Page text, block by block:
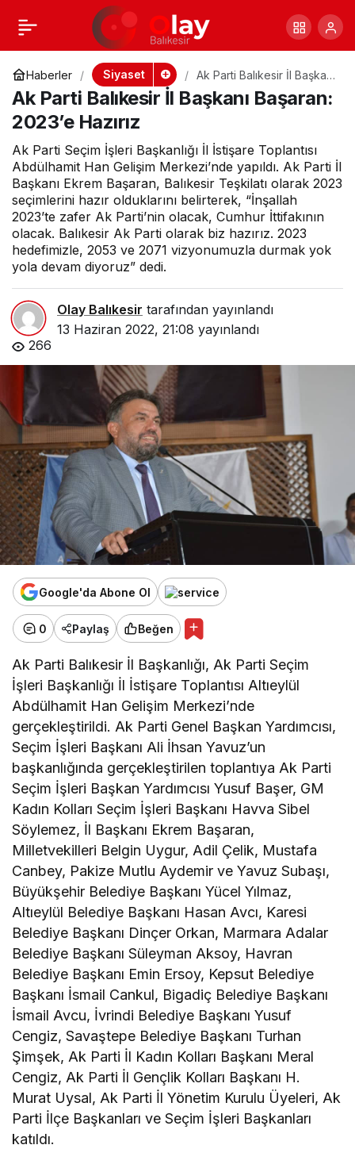
Haberler Siyaset
Ak Parti Balıkesir İl Başkanı
Başaran: 2023’e Hazırız
Ak Parti Balıkesir İl Başkanı Başaran:
2023’e Hazırız
Ak Parti Seçim İşleri Başkanlığı İl İstişare Toplantısı
Abdülhamit Han Gelişim Merkezi’nde yapıldı. Ak Parti İl
Başkanı Ekrem Başaran, Balıkesir Teşkilatı olarak 2023
seçimlerini hazır olduklarını belirterek, “İnşallah
2023’te zafer Ak Parti’nin olacak, Cumhur İttifakının
olacak. Balıkesir Ak Parti olarak biz hazırız. 2023
hedefimizle, 2053 ve 2071 vizyonumuzla durmak yok
yola devam diyoruz” dedi.
Olay Balıkesir tarafından yayınlandı
13 Haziran 2022, 21:08 yayınlandı
266
Google'da Abone Ol
0 Paylaş Beğen
Ak Parti Balıkesir İl Başkanlığı, Ak Parti Seçim
İşleri Başkanlığı İl İstişare Toplantısı Altıeylül
Abdülhamit Han Gelişim Merkezi’nde
gerçekleştirildi. Ak Parti Genel Başkan Yardımcısı,
Seçim İşleri Başkanı Ali İhsan Yavuz’un
başkanlığında gerçekleştirilen toplantıya Ak Parti
Seçim İşleri Başkan Yardımcısı Yusuf Başer, GM
Kadın Kolları Seçim İşleri Başkanı Havva Sibel
Söylemez, İl Başkanı Ekrem Başaran,
Milletvekilleri Belgin Uygur, Adil Çelik, Mustafa
Canbey, Pakize Mutlu Aydemir ve Yavuz Subaşı,
Büyükşehir Belediye Başkanı Yücel Yılmaz,
Altıeylül Belediye Başkanı Hasan Avcı, Karesi
Belediye Başkanı Dinçer Orkan, Marmara Adalar
Belediye Başkanı Süleyman Aksoy, Havran
Belediye Başkanı Emin Ersoy, Kepsut Belediye
Başkanı İsmail Cankul, Bigadiç Belediye Başkanı
İsmail Avcu, İvrindi Belediye Başkanı Yusuf
Cengiz, Savaştepe Belediye Başkanı Turhan
Şimşek, Ak Parti İl Kadın Kolları Başkanı Meral
Cengiz, Ak Parti İl Gençlik Kolları Başkanı H.
Murat Uysal, Ak Parti İl Yönetim Kurulu Üyeleri, Ak
Parti İlçe Başkanları ve Seçim İşleri Başkanları
katıldı.
CHP Genel Başkan
Yardımcısı Akın:
Sorumlu Ak Parti
iktidarıdır
+ Paylaş